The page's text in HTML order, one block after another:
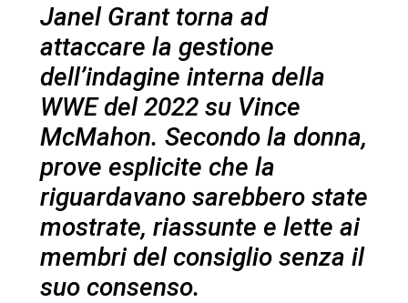
Janel Grant torna ad
attaccare la gestione
dell’indagine interna della
WWE del 2022 su Vince
McMahon. Secondo la donna,
prove esplicite che la
riguardavano sarebbero state
mostrate, riassunte e lette ai
membri del consiglio senza il
suo consenso.